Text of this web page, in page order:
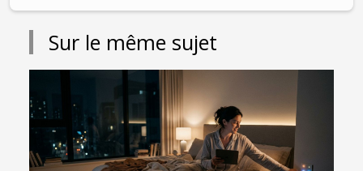
Sur le même sujet